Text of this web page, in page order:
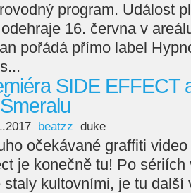
program. Událost
16. června v
pořádá přímo label
SIDE EFFECT
beatzz duke
očekávané graffiti
je konečně tu! Po
staly kultovními, je tu další